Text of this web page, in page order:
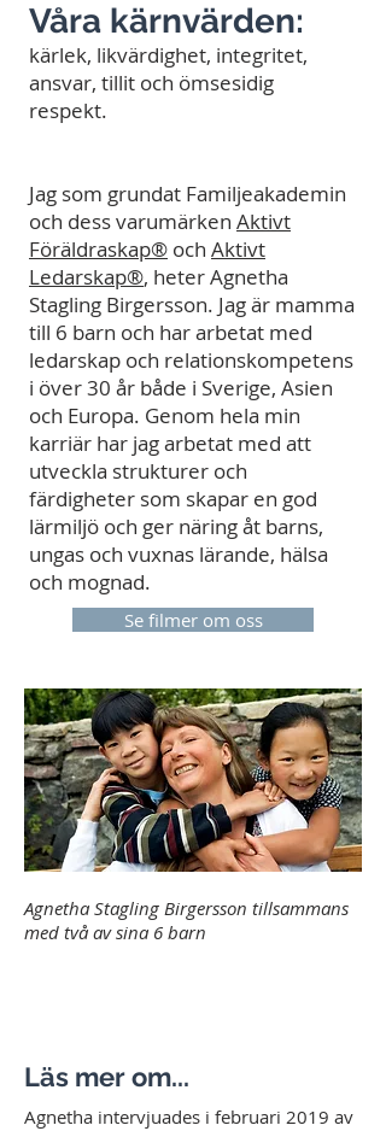
Våra kärnvärden:
kärlek, likvärdighet, integritet,
ansvar, tillit och ömsesidig
respekt.
Jag som grundat Familjeakademin
och dess varumärken Aktivt
Föräldraskap® och Aktivt
Ledarskap®, heter Agnetha
Stagling Birgersson. Jag är mamma
till 6 barn och har arbetat med
ledarskap och relationskompetens
i över 30 år både i Sverige, Asien
och Europa. Genom hela min
karriär har jag arbetat med att
utveckla strukturer och
färdigheter som skapar en god
lärmiljö och ger näring åt barns,
ungas och vuxnas lärande, hälsa
och mognad.
Se filmer om oss
Agnetha Stagling Birgersson tillsammans
med två av sina 6 barn
Läs mer om...
Agnetha intervjuades i februari 2019 av